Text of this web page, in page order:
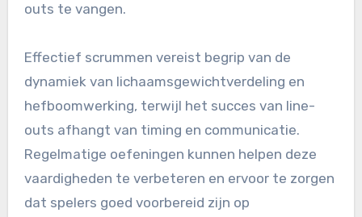
outs te vangen.
Effectief scrummen vereist begrip van de
dynamiek van lichaamsgewichtverdeling en
hefboomwerking, terwijl het succes van line-
outs afhangt van timing en communicatie.
Regelmatige oefeningen kunnen helpen deze
vaardigheden te verbeteren en ervoor te zorgen
dat spelers goed voorbereid zijn op